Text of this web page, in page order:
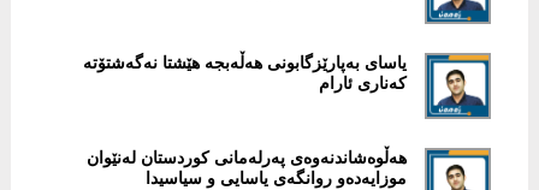
یاسای بەپارێزگابونی هەڵەبجە هێشتا نەگەشتۆتە
کەناری ئارام
هەڵوەشاندنەوەی پەرلەمانی كوردستان لەنێوان
موزایەدەو روانگەی یاسایی و سیاسیدا